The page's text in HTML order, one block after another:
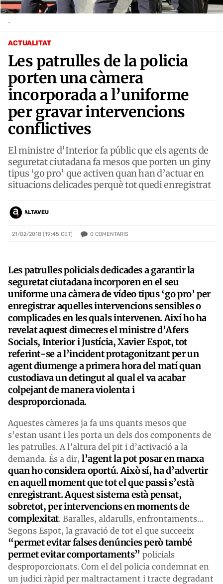
ACTUALITAT
Les patrulles de la policia
porten una càmera
incorporada a l’uniforme
per gravar intervencions
conflictives
El ministre d’Interior fa públic que els agents de
seguretat ciutadana fa mesos que porten un giny
tipus ‘go pro’ que activen quan han d’actuar en
situacions delicades perquè tot quedi enregistrat
ALTAVEU
21/02/2018 (19:45 CET) 0 COMENTARIS
-
Les patrulles policials dedicades a garantir la
seguretat ciutadana incorporen en el seu
uniforme una càmera de vídeo tipus ‘go pro’ per
enregistrar aquelles intervencions sensibles o
complicades en les quals intervenen. Així ho ha
revelat aquest dimecres el ministre d’Afers
Socials, Interior i Justícia, Xavier Espot, tot
referint-se a l’incident protagonitzant per un
agent diumenge a primera hora del matí quan
custodiava un detingut al qual el va acabar
colpejant de manera violenta i
desproporcionada.
Aquestes càmeres ja fa uns quants mesos que
s’estan usant i les porta un dels dos components de
les patrulles. A l’altura del pit i d’activació a la
demanda. És a dir, l’agent la pot posar en marxa
quan ho considera oportú. Això sí, ha d’advertir
en aquell moment que tot el que passi s’està
enregistrant. Aquest sistema està pensat,
sobretot, per intervencions en moments de
complexitat. Baralles, aldarulls, enfrontaments…
Segons Espot, la gravació de tot el que succeeix
“permet evitar falses denúncies però també
permet evitar comportaments” policials
desproporcionats. Com el del policia condemnat en
un judici ràpid per maltractament i tracte degradant